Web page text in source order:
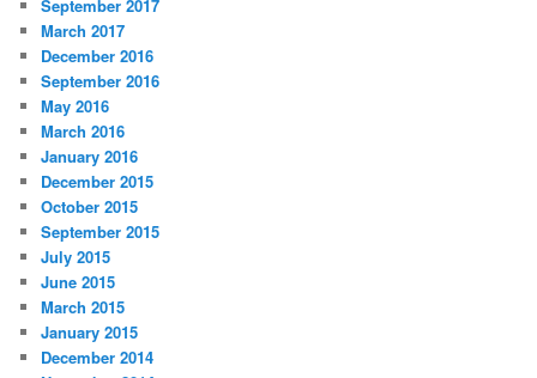
September 2017
March 2017
December 2016
September 2016
May 2016
March 2016
January 2016
December 2015
October 2015
September 2015
July 2015
June 2015
March 2015
January 2015
December 2014